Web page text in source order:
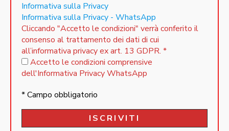
Informativa sulla Privacy
Informativa sulla Privacy - WhatsApp
Cliccando "Accetto le condizioni" verrà conferito il
consenso al trattamento dei dati di cui
all’informativa privacy ex art. 13 GDPR. *
Accetto le condizioni comprensive
dell'Informativa Privacy WhatsApp
* Campo obbligatorio